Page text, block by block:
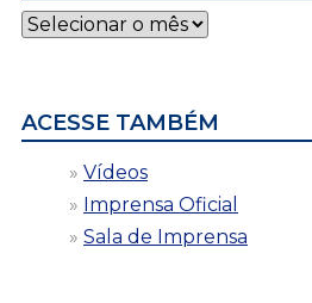
Notícias
por
ACESSE TAMBÉM
Vídeos
Imprensa Oficial
Sala de Imprensa